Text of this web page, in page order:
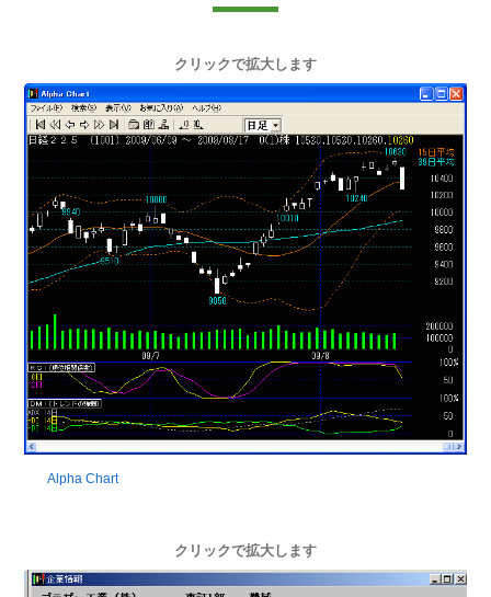
クリックで拡大します
Alpha Chart
クリックで拡大します